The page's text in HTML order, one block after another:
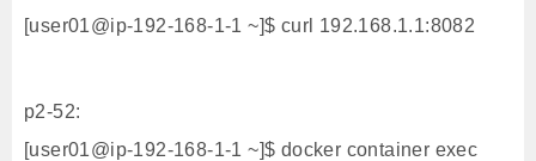
[user01@ip-192-168-1-1 ~]$ curl 192.168.1.1:8082
p2-52:
[user01@ip-192-168-1-1 ~]$ docker container exec